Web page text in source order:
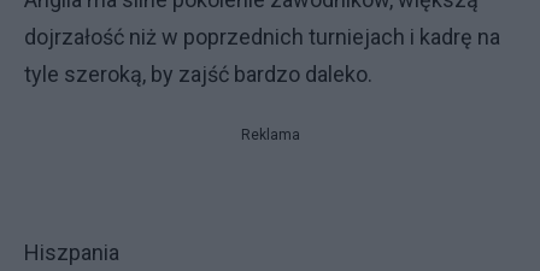
dojrzałość niż w poprzednich turniejach i kadrę na
tyle szeroką, by zajść bardzo daleko.
Reklama
Hiszpania